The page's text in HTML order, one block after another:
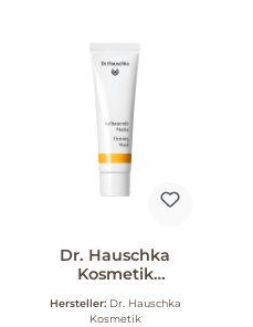
Dr. Hauschka
Kosmetik
Maske 30 ml
Hersteller: Dr. Hauschka
Kosmetik